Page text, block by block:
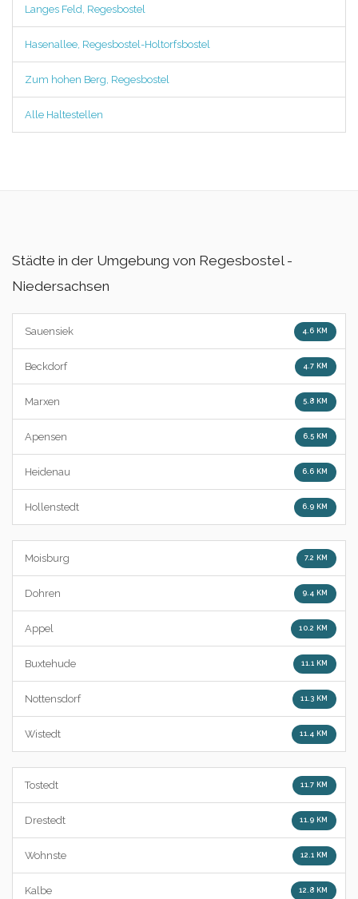
Langes Feld, Regesbostel
Hasenallee, Regesbostel-Holtorfsbostel
Zum hohen Berg, Regesbostel
Alle Haltestellen
Städte in der Umgebung von Regesbostel -
Niedersachsen
Sauensiek 4.6 KM
Beckdorf 4.7 KM
Marxen 5.8 KM
Apensen 6.5 KM
Heidenau 6.6 KM
Hollenstedt 6.9 KM
Moisburg 7.2 KM
Dohren 9.4 KM
Appel 10.2 KM
Buxtehude 11.1 KM
Nottensdorf 11.3 KM
Wistedt 11.4 KM
Tostedt 11.7 KM
Drestedt 11.9 KM
Wohnste 12.1 KM
Kalbe 12.8 KM